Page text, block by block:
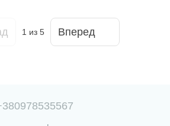
1 из 5 Вперед